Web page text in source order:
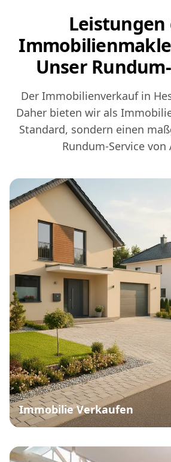
Leistungen
Unser
Der Immobilienverkauf in
Daher bieten wir als
Standard, sondern einen
Rundum-Service von
Immobilie Verkaufen